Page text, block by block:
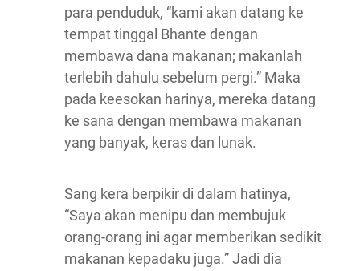
para penduduk, “kami akan datang ke
tempat tinggal Bhante dengan
membawa dana makanan; makanlah
terlebih dahulu sebelum pergi.” Maka
pada keesokan harinya, mereka datang
ke sana dengan membawa makanan
yang banyak, keras dan lunak.
Sang kera berpikir di dalam hatinya,
“Saya akan menipu dan membujuk
orang-orang ini agar memberikan sedikit
makanan kepadaku juga.” Jadi dia